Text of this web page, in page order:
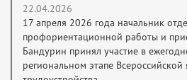
22.04.2026
17 апреля 2026 года начальник
профориентационной работы и
Бандурин принял участие в
региональном этапе Всероссийской